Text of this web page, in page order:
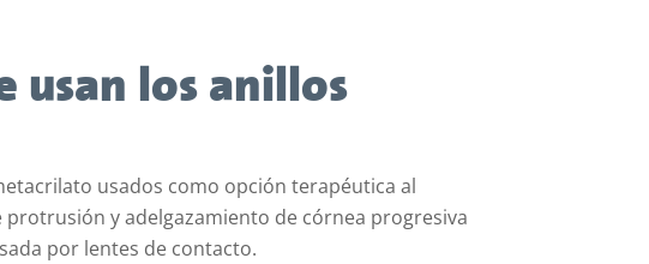
usan los anillos
usados como opción terapéutica al
y adelgazamiento de córnea progresiva
por lentes de contacto.